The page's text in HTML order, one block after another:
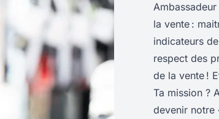
la vente :
indicateurs
respect des
de la vente !
Ta mission ?
devenir notre